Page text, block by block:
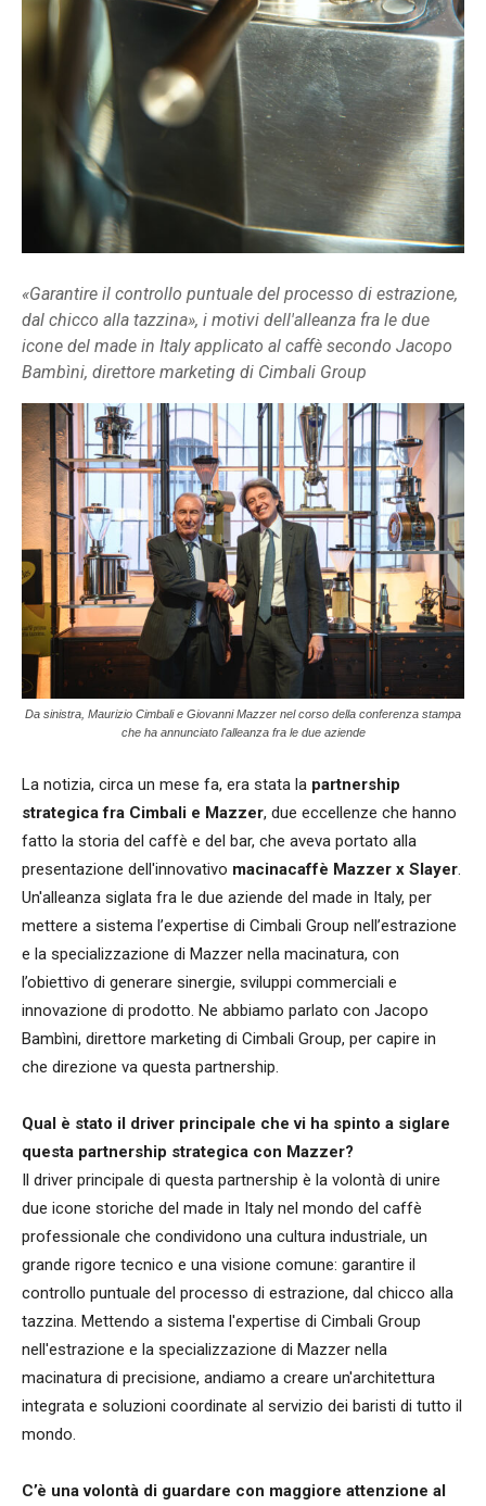
«Garantire il controllo puntuale del processo di estrazione,
dal chicco alla tazzina», i motivi dell'alleanza fra le due
icone del made in Italy applicato al caffè secondo Jacopo
Bambìni, direttore marketing di Cimbali Group
Da sinistra, Maurizio Cimbali e Giovanni Mazzer nel corso della conferenza stampa
che ha annunciato l'alleanza fra le due aziende
La notizia, circa un mese fa, era stata la partnership
strategica fra Cimbali e Mazzer, due eccellenze che hanno
fatto la storia del caffè e del bar, che aveva portato alla
presentazione dell'innovativo macinacaffè Mazzer x Slayer.
Un'alleanza siglata fra le due aziende del made in Italy, per
mettere a sistema l’expertise di Cimbali Group nell’estrazione
e la specializzazione di Mazzer nella macinatura, con
l’obiettivo di generare sinergie, sviluppi commerciali e
innovazione di prodotto. Ne abbiamo parlato con Jacopo
Bambìni, direttore marketing di Cimbali Group, per capire in
che direzione va questa partnership.
Qual è stato il driver principale che vi ha spinto a siglare
questa partnership strategica con Mazzer?
Il driver principale di questa partnership è la volontà di unire
due icone storiche del made in Italy nel mondo del caffè
professionale che condividono una cultura industriale, un
grande rigore tecnico e una visione comune: garantire il
controllo puntuale del processo di estrazione, dal chicco alla
tazzina. Mettendo a sistema l'expertise di Cimbali Group
nell'estrazione e la specializzazione di Mazzer nella
macinatura di precisione, andiamo a creare un'architettura
integrata e soluzioni coordinate al servizio dei baristi di tutto il
mondo.
C’è una volontà di guardare con maggiore attenzione al